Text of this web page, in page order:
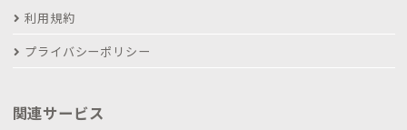
利用規約
プライバシーポリシー
関連サービス